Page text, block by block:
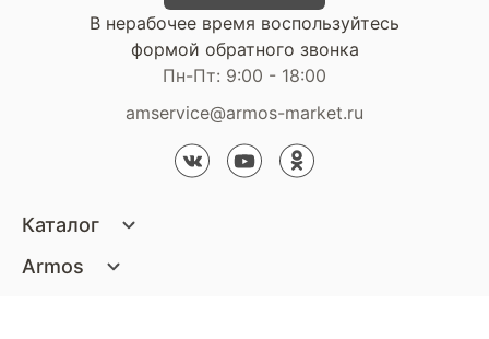
Каталог
Кровати
Armos
В нерабочее время воспользуйтесь
формой обратного звонка
Пн-Пт: 9:00 - 18:00
amservice@armos-market.ru